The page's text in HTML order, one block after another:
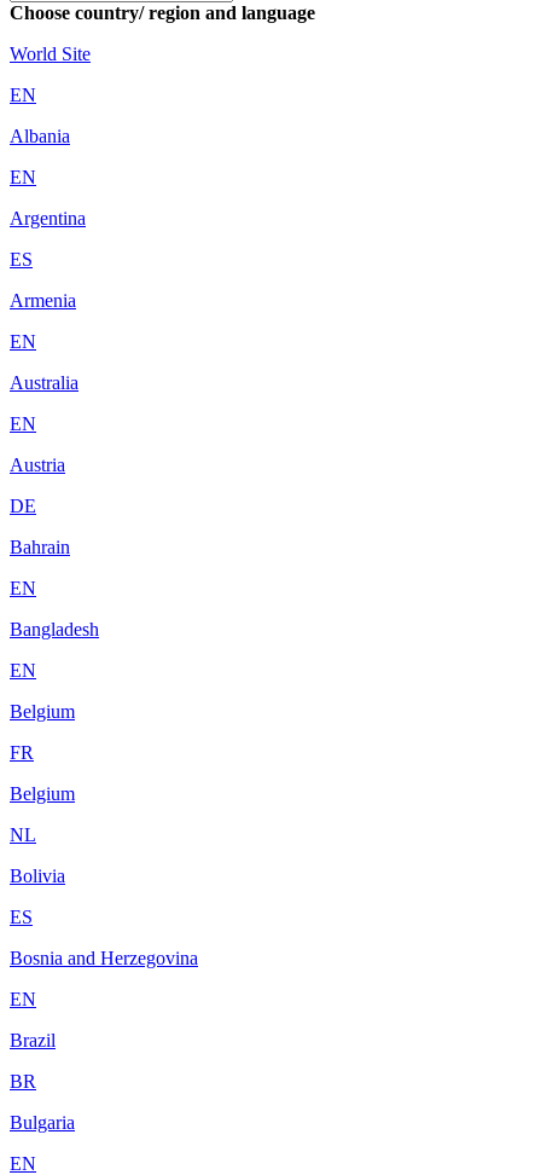
Choose country/ region and language
World Site
EN
Albania
EN
Argentina
ES
Armenia
EN
Australia
EN
Austria
DE
Bahrain
EN
Bangladesh
EN
Belgium
FR
Belgium
NL
Bolivia
ES
Bosnia and Herzegovina
EN
Brazil
BR
Bulgaria
EN